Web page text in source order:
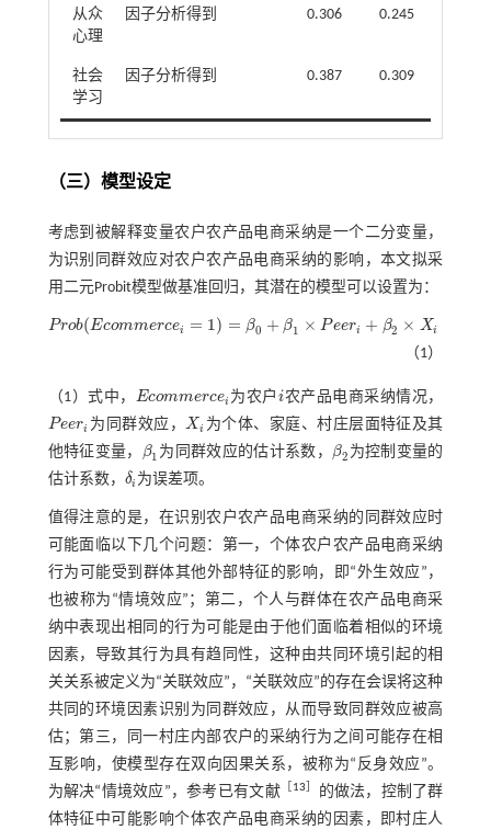
从众
心理
因子分析得到 0.306 0.245
社会
学习
因子分析得到 0.387 0.309
（三）模型设定
考虑到被解释变量农户农产品电商采纳是一个二分变量，
为识别同群效应对农户农产品电商采纳的影响，本文拟采
用二元Probit模型做基准回归，其潜在的模型可以设置为：
Prob(Ecommercei = 1) = β0 + β1 × Peeri + β2 × Xi
Prob(Ecommercei=1)= β0+ β1 ×Peeri +β2×X +δ i
（1）
（1）式中， Ecommercei
Ecommercei 为农户 i
i 农产品电商采纳情况，
Peeri
Peeri 为同群效应，Xi
Xi
为个体、家庭、村庄层面特征及其
他特征变量，
β1
β1 为同群效应的估计系数， β2
β2 为控制变量的
估计系数， δi
δi 为误差项。
值得注意的是，在识别农户农产品电商采纳的同群效应时
可能面临以下几个问题：第一，个体农户农产品电商采纳
行为可能受到群体其他外部特征的影响，即“外生效应”，
也被称为“情境效应”；第二，个人与群体在农产品电商采
纳中表现出相同的行为可能是由于他们面临着相似的环境
因素，导致其行为具有趋同性，这种由共同环境引起的相
关关系被定义为“关联效应”，“关联效应”的存在会误将这种
共同的环境因素识别为同群效应，从而导致同群效应被高
估；第三，同一村庄内部农户的采纳行为之间可能存在相
互影响，使模型存在双向因果关系，被称为“反身效应”。
为解决“情境效应”，参考已有文献［ 13
的做法，控制了群
体特征中可能影响个体农产品电商采纳的因素，即村庄人